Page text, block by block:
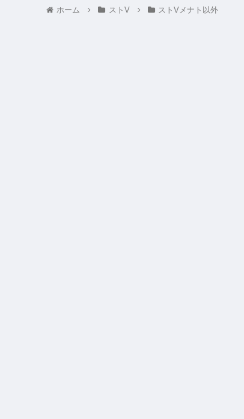
ホーム ストV ストVメナト以外